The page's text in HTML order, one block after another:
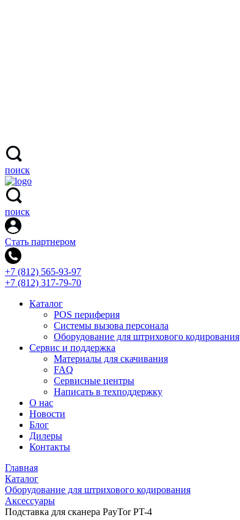
поиск
поиск
Стать партнером
+7 (812) 565-93-97
+7 (812) 317-79-70
Каталог
POS периферия
Системы вызова персонала
Оборудование для штрихового кодирования
Сервис и поддержка
Материалы для скачивания
FAQ
Сервисные центры
Написать в техподдержку
О нас
Новости
Блог
Дилеры
Контакты
Главная
Каталог
Оборудование для штрихового кодирования
Аксессуары
Подставка для сканера PayTor PT-4